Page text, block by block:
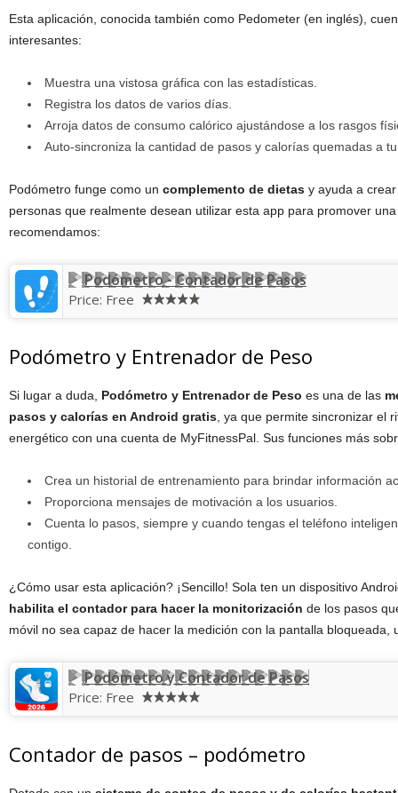
Esta aplicación, conocida también como Pedometer (en inglés),
interesantes:
Muestra una vistosa gráfica con las estadísticas.
Registra los datos de varios días.
Arroja datos de consumo calórico ajustándose a los rasgos
Auto-sincroniza la cantidad de pasos y calorías quemadas a
Podómetro funge como un complemento de dietas y ayuda a
personas que realmente desean utilizar esta app para promover
recomendamos:
Podómetro - Contador de Pasos
Price: Free
Podómetro y Entrenador de Peso
Si lugar a duda, Podómetro y Entrenador de Peso es una de las
pasos y calorías en Android gratis, ya que permite sincronizar el
energético con una cuenta de MyFitnessPal. Sus funciones más
Crea un historial de entrenamiento para brindar información
Proporciona mensajes de motivación a los usuarios.
Cuenta lo pasos, siempre y cuando tengas el teléfono
contigo.
¿Cómo usar esta aplicación? ¡Sencillo! Sola ten un dispositivo
habilita el contador para hacer la monitorización de los pasos
móvil no sea capaz de hacer la medición con la pantalla bloqueada,
Podómetro y Contador de Pasos
Price: Free
Contador de pasos – podómetro